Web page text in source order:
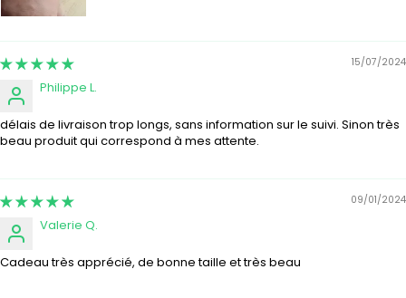
15/07/2024
Philippe L.
délais de livraison trop longs, sans information sur le suivi. Sinon très
beau produit qui correspond à mes attente.
09/01/2024
Valerie Q.
Cadeau très apprécié, de bonne taille et très beau